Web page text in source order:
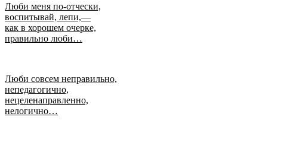
Люби меня по-отчески,
воспитывай, лепи,—
как в хорошем очерке,
правильно люби…
Люби совсем неправильно,
непедагогично,
нецеленаправленно,
нелогично…